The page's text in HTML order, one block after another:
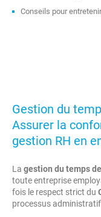
Conseils pour
Gestion du
Assurer la
gestion RH en
La gestion du temps
toute entreprise
fois le respect strict du
processus